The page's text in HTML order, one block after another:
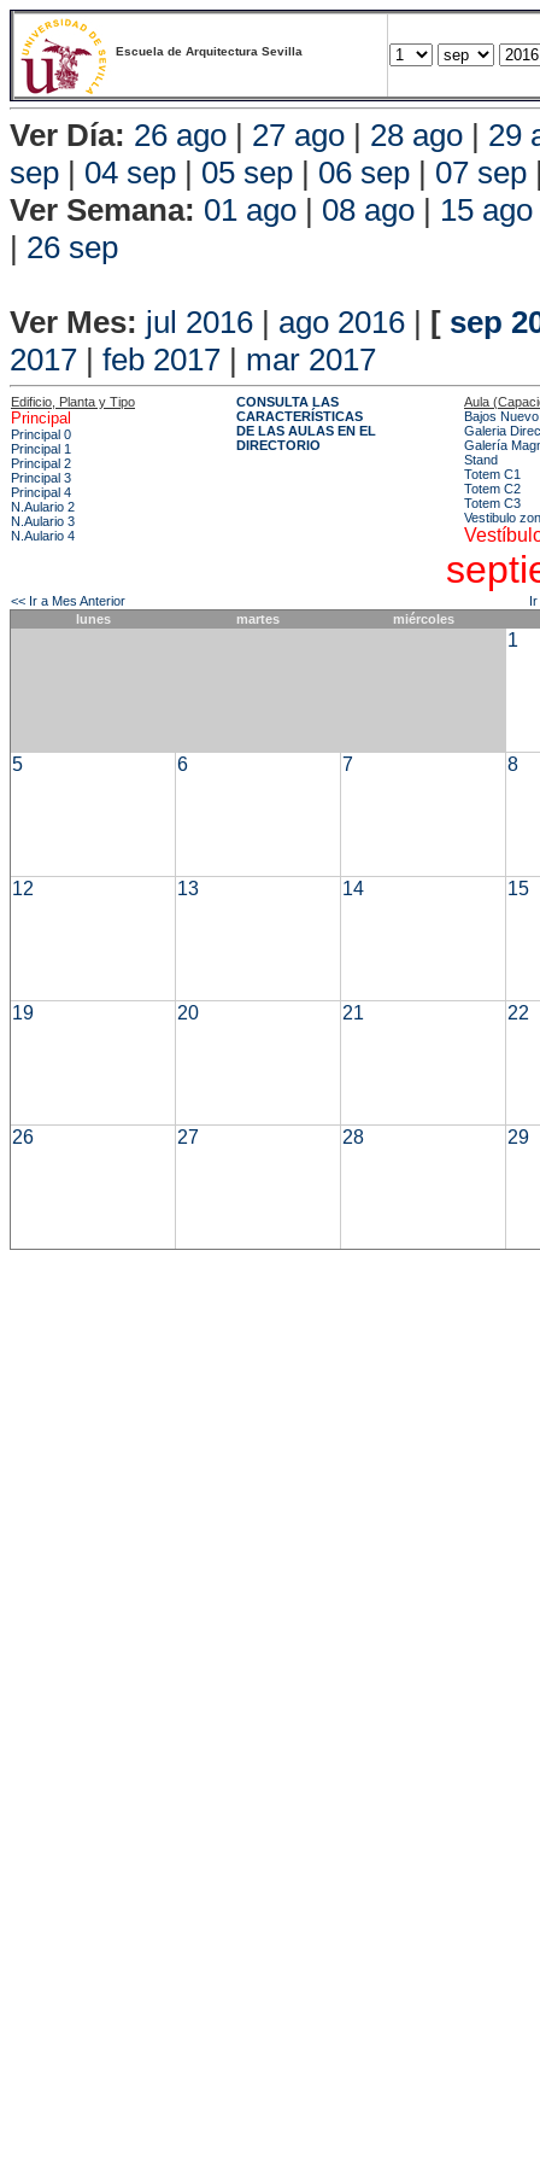
Escuela de Arquitectura Sevilla
Ver Día: 26 ago | 27 ago | 28 ago | 29
sep | 04 sep | 05 sep | 06 sep | 07 sep
Ver Semana: 01 ago | 08 ago | 15 ago
| 26 sep
Ver Mes: jul 2016 | ago 2016 | [ sep
2017 | feb 2017 | mar 2017
Edificio, Planta y Tipo
Principal
Principal 0
Principal 1
Principal 2
Principal 3
Principal 4
N.Aulario 2
N.Aulario 3
N.Aulario 4
CONSULTA LAS
CARACTERÍSTICAS
DE LAS AULAS EN EL
DIRECTORIO
Aula
Bajos
Galeria
Galería
Stand
Totem C1
Totem C2
Totem C3
Vestibulo
<< Ir a Mes Anterior
lunes
martes miércoles
1
5 6 7 8
12 13 14 15
19 20 21 22
26 27 28 29